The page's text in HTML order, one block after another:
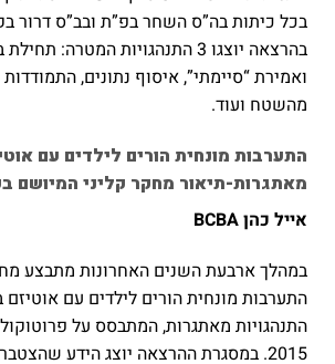
בכל כיתות בה”ס השחר בפ”ת ובב”ס דרור
בהרצאה יוצגו 3 התנהגויות המטרה:
ואמירת “סיימתי”, איסוף נתונים,
מהשטח ועוד.
התערבות מונחית הורים לילדים עם
מאתגרות-תיאור מחקר קליני המיושם
אייל כהן BCBA
במהלך ארבעת השנים האחרונות מתבצע
2015. במסגרת ההרצאה יוצג הידע